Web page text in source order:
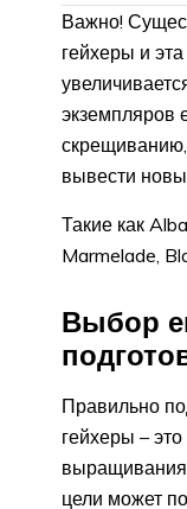
Важно!
гейхеры и
экземпляров
вывести
Такие как
Marmelade,
Выбор
Правильно
гейхеры –
выращивания
цели может